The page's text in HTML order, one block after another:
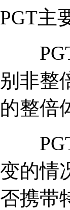
PGT主
PGT-
别非整
的整倍
PGT-
变的情
否携带